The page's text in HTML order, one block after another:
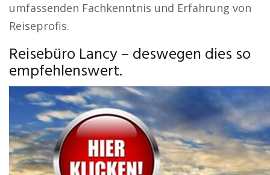
umfassenden Fachkenntnis und Erfahrung von
Reiseprofis.
Reisebüro Lancy – deswegen dies so
empfehlenswert.